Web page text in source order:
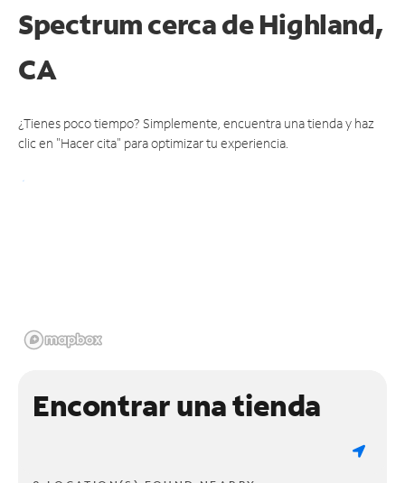
Spectrum cerca deHighland,
CA
¿Tienes poco tiempo? Simplemente, encuentra una tienda y haz
clic en "Hacer cita" para optimizar tu experiencia.
Encontrar una tienda